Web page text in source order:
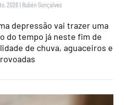
2026 | Rubén Gonçalves
depressão vai trazer uma
do tempo já neste fim de
de chuva, aguaceiros e